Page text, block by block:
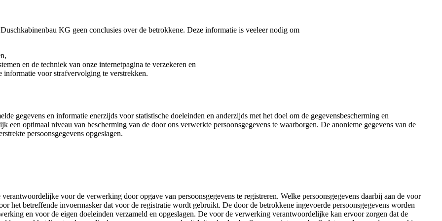
KG geen conclusies over de betrokkene. Deze informatie is veeleer nodig om
en de techniek van onze internetpagina te verzekeren en
informatie voor strafvervolging te verstrekken.
gegevens en informatie enerzijds voor statistische doeleinden en anderzijds met het doel om de gegevensbescherming en
een optimaal niveau van bescherming van de door ons verwerkte persoonsgegevens te waarborgen. De anonieme gegevens van de
persoonsgegevens opgeslagen.
voor de verwerking door opgave van persoonsgegevens te registreren. Welke persoonsgegevens daarbij aan de voor
het betreffende invoermasker dat voor de registratie wordt gebruikt. De door de betrokkene ingevoerde persoonsgegevens worden
en voor de eigen doeleinden verzameld en opgeslagen. De voor de verwerking verantwoordelijke kan ervoor zorgen dat de